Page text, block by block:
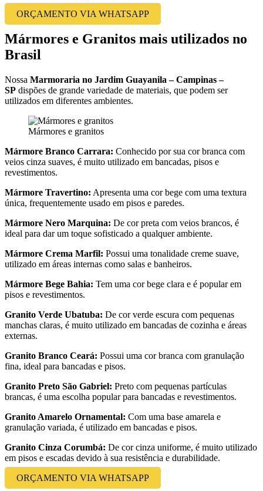
ORÇAMENTO VIA WHATSAPP
Mármores e Granitos mais utilizados no
Brasil
Nossa Marmoraria no Jardim Guayanila – Campinas –
SP dispões de grande variedade de materiais, que podem ser
utilizados em diferentes ambientes.
Mármores e granitos
Mármore Branco Carrara: Conhecido por sua cor branca com
veios cinza suaves, é muito utilizado em bancadas, pisos e
revestimentos.
Mármore Travertino: Apresenta uma cor bege com uma textura
única, frequentemente usado em pisos e paredes.
Mármore Nero Marquina: De cor preta com veios brancos, é
ideal para dar um toque sofisticado a qualquer ambiente.
Mármore Crema Marfil: Possui uma tonalidade creme suave,
utilizado em áreas internas como salas e banheiros.
Mármore Bege Bahia: Tem uma cor bege clara e é popular em
pisos e revestimentos.
Granito Verde Ubatuba: De cor verde escura com pequenas
manchas claras, é muito utilizado em bancadas de cozinha e áreas
externas.
Granito Branco Ceará: Possui uma cor branca com granulação
fina, ideal para bancadas e pisos.
Granito Preto São Gabriel: Preto com pequenas partículas
brancas, é uma escolha popular para bancadas e revestimentos.
Granito Amarelo Ornamental: Com uma base amarela e
granulação variada, é utilizado em bancadas e pisos.
Granito Cinza Corumbá: De cor cinza uniforme, é muito utilizado
em pisos e escadas devido à sua resistência e durabilidade.
ORÇAMENTO VIA WHATSAPP